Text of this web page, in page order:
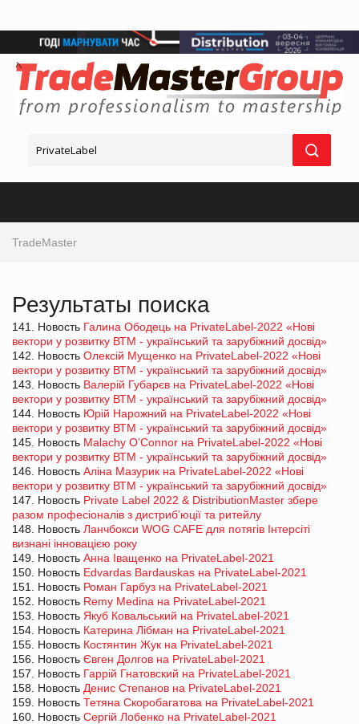
TradeMaster
Результаты поиска
141. Новость Галина Ободець на PrivateLabel-2022 «Нові
вектори у розвитку ВТМ - український та зарубіжний досвід»
142. Новость Олексій Мущенко на PrivateLabel-2022 «Нові
вектори у розвитку ВТМ - український та зарубіжний досвід»
143. Новость Валерій Губарєв на PrivateLabel-2022 «Нові
вектори у розвитку ВТМ - український та зарубіжний досвід»
144. Новость Юрій Нарожний на PrivateLabel-2022 «Нові
вектори у розвитку ВТМ - український та зарубіжний досвід»
145. Новость Malachy O’Connor на PrivateLabel-2022 «Нові
вектори у розвитку ВТМ - український та зарубіжний досвід»
146. Новость Аліна Мазурик на PrivateLabel-2022 «Нові
вектори у розвитку ВТМ - український та зарубіжний досвід»
147. Новость Private Label 2022 & DistributionMaster збере
разом професіоналів з дистриб’юції та ритейлу
148. Новость Ланчбокси WOG CAFE для потягів Інтерсіті
визнані інновацією року
149. Новость Анна Іващенко на PrivateLabel-2021
150. Новость Edvardas Bardauskas на PrivateLabel-2021
151. Новость Роман Гарбуз на PrivateLabel-2021
152. Новость Remy Medina на PrivateLabel-2021
153. Новость Якуб Ковальський на PrivateLabel-2021
154. Новость Катерина Лібман на PrivateLabel-2021
155. Новость Костянтин Жук на PrivateLabel-2021
156. Новость Євген Долгов на PrivateLabel-2021
157. Новость Гаррій Гнатовский на PrivateLabel-2021
158. Новость Денис Степанов на PrivateLabel-2021
159. Новость Тетяна Скоробагатова на PrivateLabel-2021
160. Новость Сергій Лобенко на PrivateLabel-2021